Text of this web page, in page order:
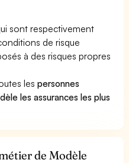
sont respectivement
de risque
à des risques propres
lespersonnes
les assurances les plus
de Modèle